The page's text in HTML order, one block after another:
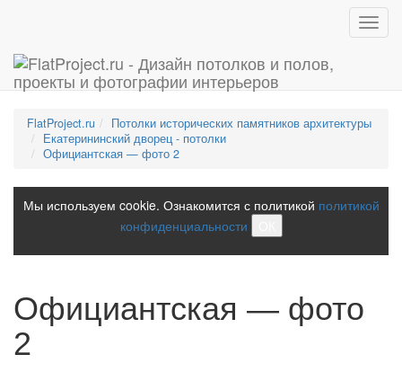
FlatProject.ru
Потолки исторических памятников архитектуры
Екатерининский дворец - потолки
Официантская — фото 2
Мы используем cookie. Ознакомится с политикой политикой
конфиденциальности
Официантская — фото
2